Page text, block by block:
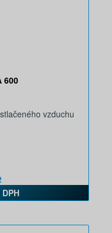
600
vzduchu